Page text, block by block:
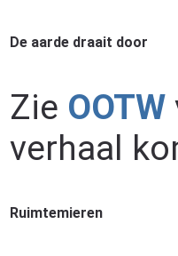
De aarde draait door
Zie OOTW
verhaal
Ruimtemieren